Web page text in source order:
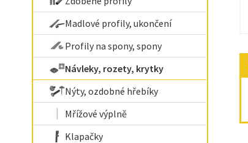
Madlové profily, ukončení
Profily na spony, spony
Návleky, rozety, krytky
Nýty, ozdobné hřebíky
Mřížové výplně
Klapačky